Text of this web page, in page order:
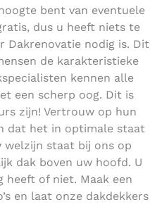
bent van eventuele
dus u heeft niets te
Dakrenovatie nodig is. Dit
de karakteristieke
kennen alle
een scherp oog. Dit is
zijn! Vertrouw op hun
dat het in optimale staat
welzijn staat bij ons op
dak boven uw hoofd. U
heeft of niet. Maak een
en laat onze dakdekkers